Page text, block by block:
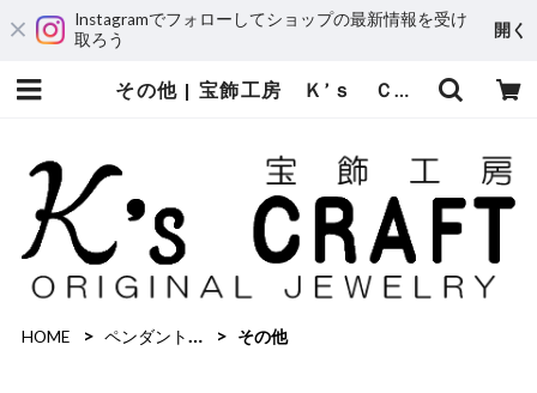
Instagramでフォローしてショップの最新情報を受け
取ろう
開く
その他 | 宝飾工房 Ｋ’ｓ ＣＲＡＦＴ
HOME ペンダントネックレス その他